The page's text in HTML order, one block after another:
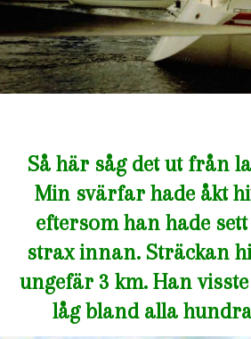
Så här såg det ut från
Min svärfar hade åkt
eftersom han hade
strax innan. Sträckan
ungefär 3 km. Han
låg bland alla